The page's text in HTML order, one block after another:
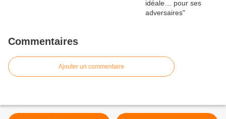
Commentaires
Ajouter un commentaire